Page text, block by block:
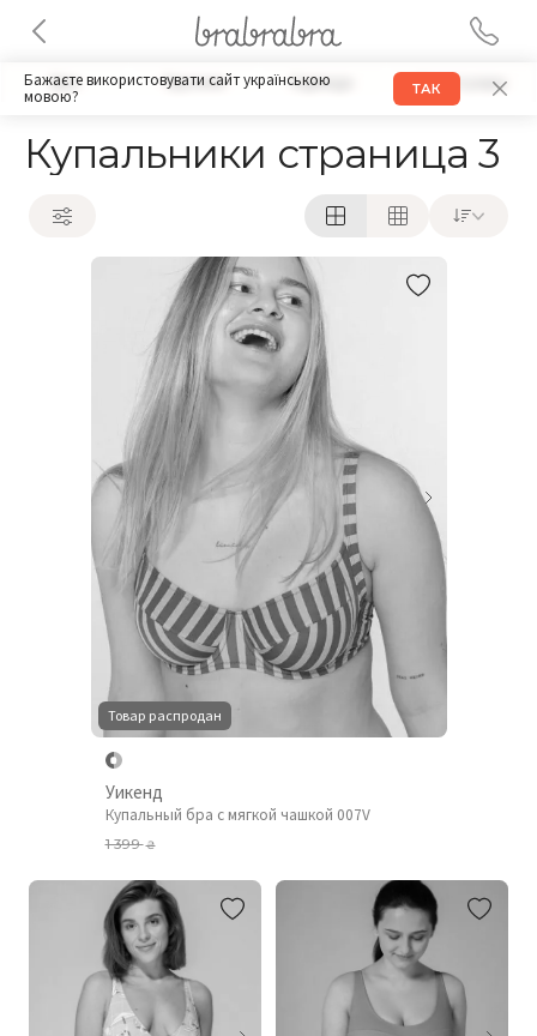
Бажаєте використовувати сайт українською
мовою?
ТАК
Бра Трусики Одежда Аксессуары
Купальники страница 3
Товар распродан
Уикенд
Купальный бра с мягкой чашкой 007V
1 399₴